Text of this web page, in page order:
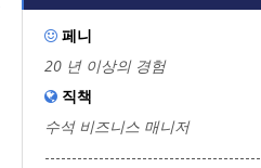
 페니
20 년 이상의 경험
 직책
수석 비즈니스 매니저
----------------------------------------